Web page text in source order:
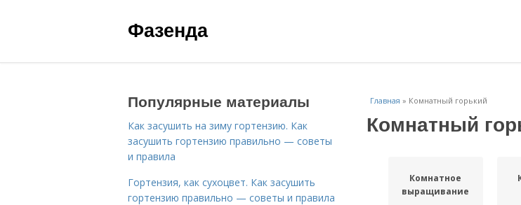
Фазенда
Главная » Комнатный горький
Комнатный
Комнатное
выращивание
Популярные материалы
Как засушить на зиму гортензию. Как
засушить гортензию правильно — советы
и правила
Гортензия, как сухоцвет. Как засушить
гортензию правильно — советы и правила